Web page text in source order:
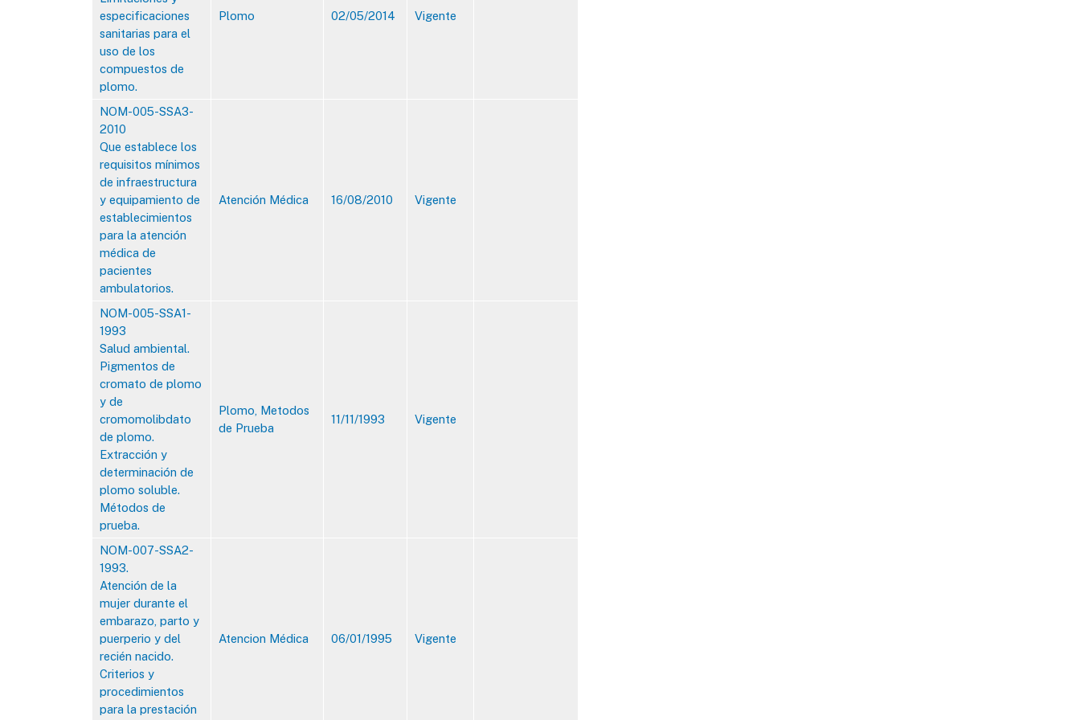
especificaciones
sanitarias para el
uso de los
compuestos de
plomo.
Plomo 02/05/2014 Vigente
NOM-005-SSA3-
2010
Que establece los
requisitos mínimos
de infraestructura
y equipamiento de
establecimientos
para la atención
médica de
pacientes
ambulatorios.
Atención Médica 16/08/2010 Vigente
NOM-005-SSA1-
1993
Salud ambiental.
Pigmentos de
cromato de plomo
y de
cromomolibdato
de plomo.
Extracción y
determinación de
plomo soluble.
Métodos de
prueba.
Plomo, Metodos
de Prueba
11/11/1993 Vigente
NOM-007-SSA2-
1993.
Atención de la
mujer durante el
embarazo, parto y
puerperio y del
recién nacido.
Criterios y
procedimientos
para la prestación
Atencion Médica 06/01/1995 Vigente